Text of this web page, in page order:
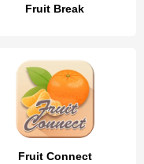
Fruit Break
Fruit Connect